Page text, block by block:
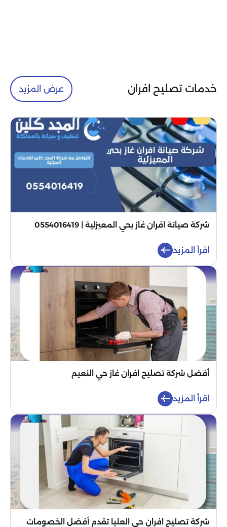
خدمات تصليح افران عرض المزيد
شركة صيانة افران غاز بحي المعيزلية | 0554016419
اقرأ المزيد
أفضل شركة تصليح افران غاز حي النعيم
اقرأ المزيد
شركة تصليح افران حي العليا تقدم أفضل الخصومات